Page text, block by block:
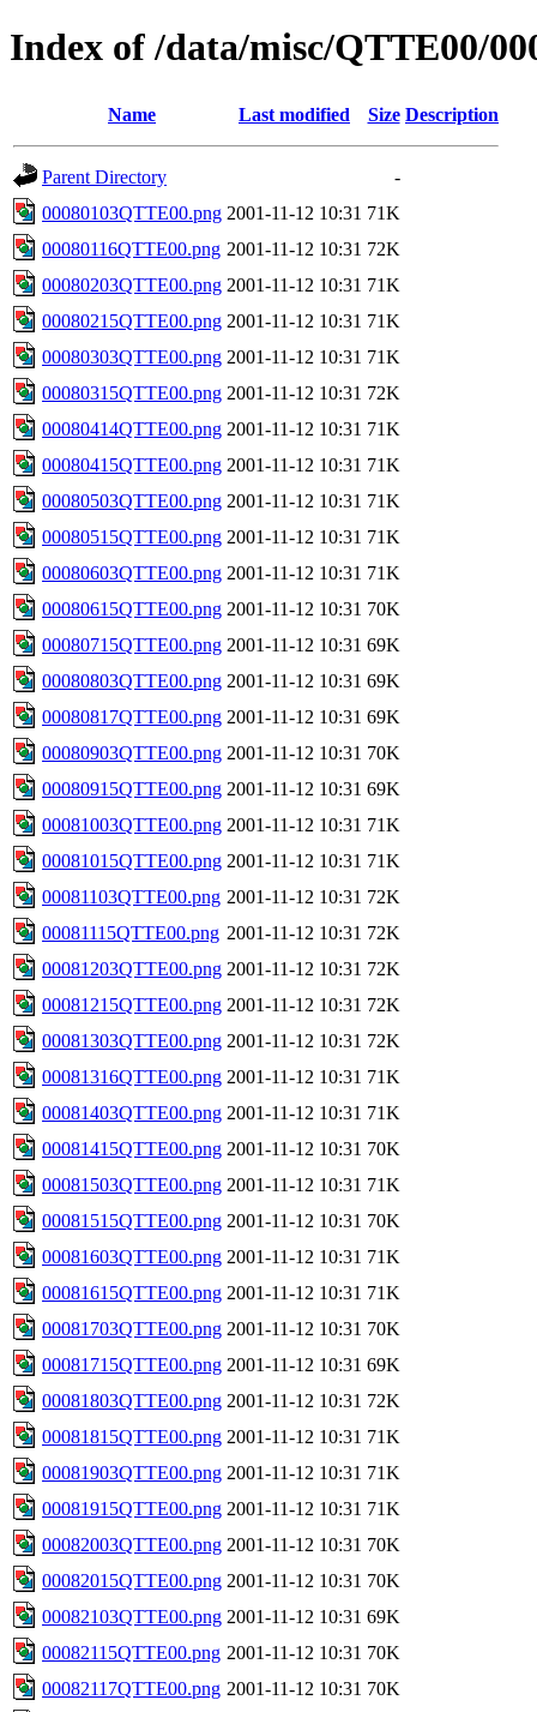
Index of /data/misc/QTTE00/
Name Last modified Size Description
Parent Directory
-
00080103QTTE00.png 2001-11-12 10:31 71K
00080116QTTE00.png 2001-11-12 10:31 72K
00080203QTTE00.png 2001-11-12 10:31 71K
00080215QTTE00.png 2001-11-12 10:31 71K
00080303QTTE00.png 2001-11-12 10:31 71K
00080315QTTE00.png 2001-11-12 10:31 72K
00080414QTTE00.png 2001-11-12 10:31 71K
00080415QTTE00.png 2001-11-12 10:31 71K
00080503QTTE00.png 2001-11-12 10:31 71K
00080515QTTE00.png 2001-11-12 10:31 71K
00080603QTTE00.png 2001-11-12 10:31 71K
00080615QTTE00.png 2001-11-12 10:31 70K
00080715QTTE00.png 2001-11-12 10:31 69K
00080803QTTE00.png 2001-11-12 10:31 69K
00080817QTTE00.png 2001-11-12 10:31 69K
00080903QTTE00.png 2001-11-12 10:31 70K
00080915QTTE00.png 2001-11-12 10:31 69K
00081003QTTE00.png 2001-11-12 10:31 71K
00081015QTTE00.png 2001-11-12 10:31 71K
00081103QTTE00.png 2001-11-12 10:31 72K
00081115QTTE00.png 2001-11-12 10:31 72K
00081203QTTE00.png 2001-11-12 10:31 72K
00081215QTTE00.png 2001-11-12 10:31 72K
00081303QTTE00.png 2001-11-12 10:31 72K
00081316QTTE00.png 2001-11-12 10:31 71K
00081403QTTE00.png 2001-11-12 10:31 71K
00081415QTTE00.png 2001-11-12 10:31 70K
00081503QTTE00.png 2001-11-12 10:31 71K
00081515QTTE00.png 2001-11-12 10:31 70K
00081603QTTE00.png 2001-11-12 10:31 71K
00081615QTTE00.png 2001-11-12 10:31 71K
00081703QTTE00.png 2001-11-12 10:31 70K
00081715QTTE00.png 2001-11-12 10:31 69K
00081803QTTE00.png 2001-11-12 10:31 72K
00081815QTTE00.png 2001-11-12 10:31 71K
00081903QTTE00.png 2001-11-12 10:31 71K
00081915QTTE00.png 2001-11-12 10:31 71K
00082003QTTE00.png 2001-11-12 10:31 70K
00082015QTTE00.png 2001-11-12 10:31 70K
00082103QTTE00.png 2001-11-12 10:31 69K
00082115QTTE00.png 2001-11-12 10:31 70K
00082117QTTE00.png 2001-11-12 10:31 70K